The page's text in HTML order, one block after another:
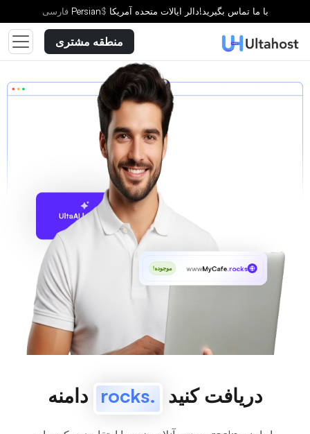
با ما تماس بگیرید!دالر ایالات متحده آمریکا $
Persian فارسى
منطقه مشتری
پیشنهاد با UltaAI
wwwMyCafe .rocks موجوده!
دریافت کنید .rocks دامنه